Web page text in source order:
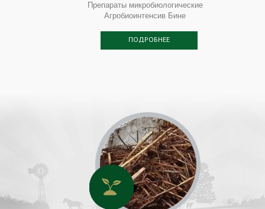
Препараты микробиологические
Агробиоинтенсив Бине
ПОДРОБНЕЕ